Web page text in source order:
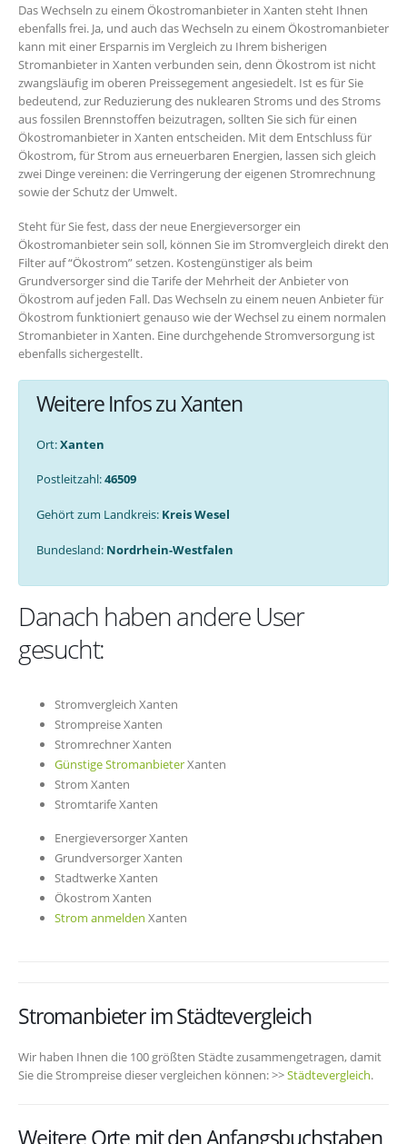
Das Wechseln zu einem Ökostromanbieter in Xanten steht Ihnen
ebenfalls frei. Ja, und auch das Wechseln zu einem Ökostromanbieter
kann mit einer Ersparnis im Vergleich zu Ihrem bisherigen
Stromanbieter in Xanten verbunden sein, denn Ökostrom ist nicht
zwangsläufig im oberen Preissegement angesiedelt. Ist es für Sie
bedeutend, zur Reduzierung des nuklearen Stroms und des Stroms
aus fossilen Brennstoffen beizutragen, sollten Sie sich für einen
Ökostromanbieter in Xanten entscheiden. Mit dem Entschluss für
Ökostrom, für Strom aus erneuerbaren Energien, lassen sich gleich
zwei Dinge vereinen: die Verringerung der eigenen Stromrechnung
sowie der Schutz der Umwelt.
Steht für Sie fest, dass der neue Energieversorger ein
Ökostromanbieter sein soll, können Sie im Stromvergleich direkt den
Filter auf “Ökostrom” setzen. Kostengünstiger als beim
Grundversorger sind die Tarife der Mehrheit der Anbieter von
Ökostrom auf jeden Fall. Das Wechseln zu einem neuen Anbieter für
Ökostrom funktioniert genauso wie der Wechsel zu einem normalen
Stromanbieter in Xanten. Eine durchgehende Stromversorgung ist
ebenfalls sichergestellt.
Weitere Infos zu Xanten
Ort:Xanten
Postleitzahl:46509
Gehört zum Landkreis: Kreis Wesel
Bundesland: Nordrhein-Westfalen
Danach haben andere User
gesucht:
Stromvergleich Xanten
Strompreise Xanten
Stromrechner Xanten
Günstige StromanbieterXanten
Strom Xanten
Stromtarife Xanten
Energieversorger Xanten
Grundversorger Xanten
Stadtwerke Xanten
Ökostrom Xanten
Strom anmelden Xanten
Stromanbieter im Städtevergleich
Wir haben Ihnen die 100 größten Städte zusammengetragen, damit
Sie die Strompreise dieser vergleichen können: >>Städtevergleich.
Weitere Orte mit den Anfangsbuchstaben